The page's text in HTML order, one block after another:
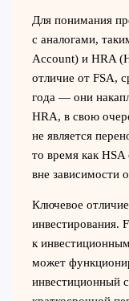
Для понимания
с аналогами,
Account) и HRA
отличие от FSA,
года — они
HRA, в свою
не является
то время как HSA
вне зависимости
Ключевое
инвестирования.
к
может
инвестиционный